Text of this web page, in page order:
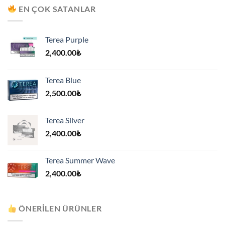
EN ÇOK SATANLAR
Terea Purple
2,400.00₺
Terea Blue
2,500.00₺
Terea Silver
2,400.00₺
Terea Summer Wave
2,400.00₺
ÖNERILEN ÜRÜNLER